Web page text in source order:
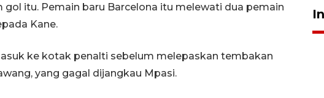
gol itu. Pemain baru Barcelona itu melewati dua pemain
Kane.
ke kotak penalti sebelum melepaskan tembakan
yang gagal dijangkau Mpasi.